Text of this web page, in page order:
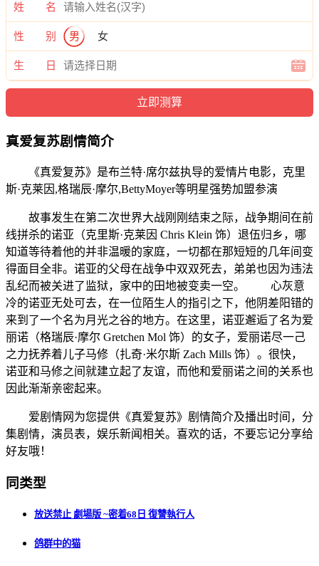
姓 名
性 别 男 女
生 日
真爱复苏剧情简介
《真爱复苏》是布兰特·席尔兹执导的爱情片电影，克里
斯·克莱因,格瑞辰·摩尔,BettyMoyer等明星强势加盟参演
故事发生在第二次世界大战刚刚结束之际，战争期间在前
线拼杀的诺亚（克里斯·克莱因 Chris Klein 饰）退伍归乡，哪
知道等待着他的并非温暖的家庭，一切都在那短短的几年间变
得面目全非。诺亚的父母在战争中双双死去，弟弟也因为违法
乱纪而被关进了监狱，家中的田地被变卖一空。 心灰意
冷的诺亚无处可去，在一位陌生人的指引之下，他阴差阳错的
来到了一个名为月光之谷的地方。在这里，诺亚邂逅了名为爱
丽诺（格瑞辰·摩尔 Gretchen Mol 饰）的女子，爱丽诺尽一己
之力抚养着儿子马修（扎奇·米尔斯 Zach Mills 饰）。很快，
诺亚和马修之间就建立起了友谊，而他和爱丽诺之间的关系也
因此渐渐亲密起来。
爱剧情网为您提供《真爱复苏》剧情简介及播出时间，分
集剧情，演员表，娱乐新闻相关。喜欢的话，不要忘记分享给
好友哦！
同类型
放送禁止 劇場版 ~密着68日 復讐執行人
鸽群中的猫